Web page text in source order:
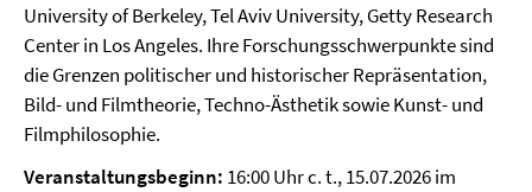
University of Berkeley, Tel Aviv University, Getty Research
Center in Los Angeles. Ihre Forschungsschwerpunkte sind
die Grenzen politischer und historischer Repräsentation,
Bild- und Filmtheorie, Techno-Ästhetik sowie Kunst- und
Filmphilosophie.
Veranstaltungsbeginn: 16:00 Uhr c. t., 15.07.2026 im